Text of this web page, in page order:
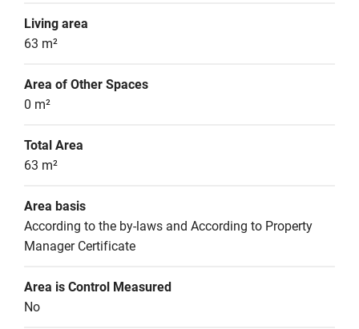
Living area
63 m²
Area of Other Spaces
0 m²
Total Area
63 m²
Area basis
According to the by-laws and According to Property
Manager Certificate
Area is Control Measured
No